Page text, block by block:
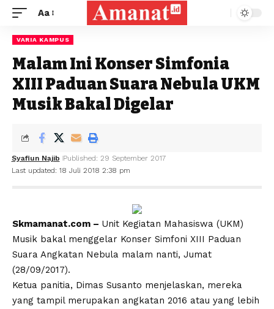
Aa
VARIA KAMPUS
Malam Ini Konser Simfonia
XIII Paduan Suara Nebula UKM
Musik Bakal Digelar
Last updated: 18 Juli 2018 2:38 pm
Syafiun Najib Published: 29 September 2017
Skmamanat.com – Unit Kegiatan Mahasiswa (UKM)
Musik bakal menggelar Konser Simfoni XIII Paduan
Suara Angkatan Nebula malam nanti, Jumat
(28/09/2017).
Ketua panitia, Dimas Susanto menjelaskan, mereka
yang tampil merupakan angkatan 2016 atau yang lebih